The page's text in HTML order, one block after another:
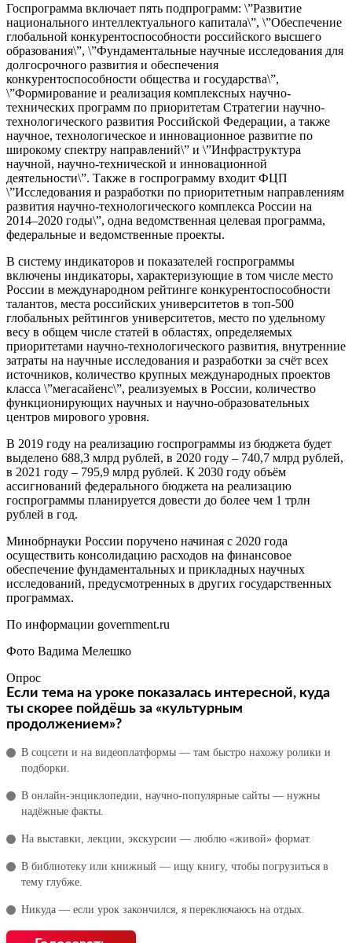
Госпрограмма включает пять подпрограмм: \”Развитие
национального интеллектуального капитала\”, \”Обеспечение
глобальной конкурентоспособности российского высшего
образования\”, \”Фундаментальные научные исследования для
долгосрочного развития и обеспечения
конкурентоспособности общества и государства\”,
\”Формирование и реализация комплексных научно-
технических программ по приоритетам Стратегии научно-
технологического развития Российской Федерации, а также
научное, технологическое и инновационное развитие по
широкому спектру направлений\” и \”Инфраструктура
научной, научно-технической и инновационной
деятельности\”. Также в госпрограмму входит ФЦП
\”Исследования и разработки по приоритетным направлениям
развития научно-технологического комплекса России на
2014–2020 годы\”, одна ведомственная целевая программа,
федеральные и ведомственные проекты.
В систему индикаторов и показателей госпрограммы
включены индикаторы, характеризующие в том числе место
России в международном рейтинге конкурентоспособности
талантов, места российских университетов в топ-500
глобальных рейтингов университетов, место по удельному
весу в общем числе статей в областях, определяемых
приоритетами научно-технологического развития, внутренние
затраты на научные исследования и разработки за счёт всех
источников, количество крупных международных проектов
класса \”мегасайенс\”, реализуемых в России, количество
функционирующих научных и научно-образовательных
центров мирового уровня.
В 2019 году на реализацию госпрограммы из бюджета будет
выделено 688,3 млрд рублей, в 2020 году – 740,7 млрд рублей,
в 2021 году – 795,9 млрд рублей. К 2030 году объём
ассигнований федерального бюджета на реализацию
госпрограммы планируется довести до более чем 1 трлн
рублей в год.
Минобрнауки России поручено начиная с 2020 года
осуществить консолидацию расходов на финансовое
обеспечение фундаментальных и прикладных научных
исследований, предусмотренных в других государственных
программах.
По информации government.ru
Фото Вадима Мелешко
Опрос
Если тема на уроке показалась интересной, куда
ты скорее пойдёшь за «культурным
продолжением»?
В соцсети и на видеоплатформы — там быстро нахожу ролики и
подборки.
В онлайн‑энциклопедии, научно‑популярные сайты — нужны
надёжные факты.
На выставки, лекции, экскурсии — люблю «живой» формат.
В библиотеку или книжный — ищу книгу, чтобы погрузиться в
тему глубже.
Никуда — если урок закончился, я переключаюсь на отдых.